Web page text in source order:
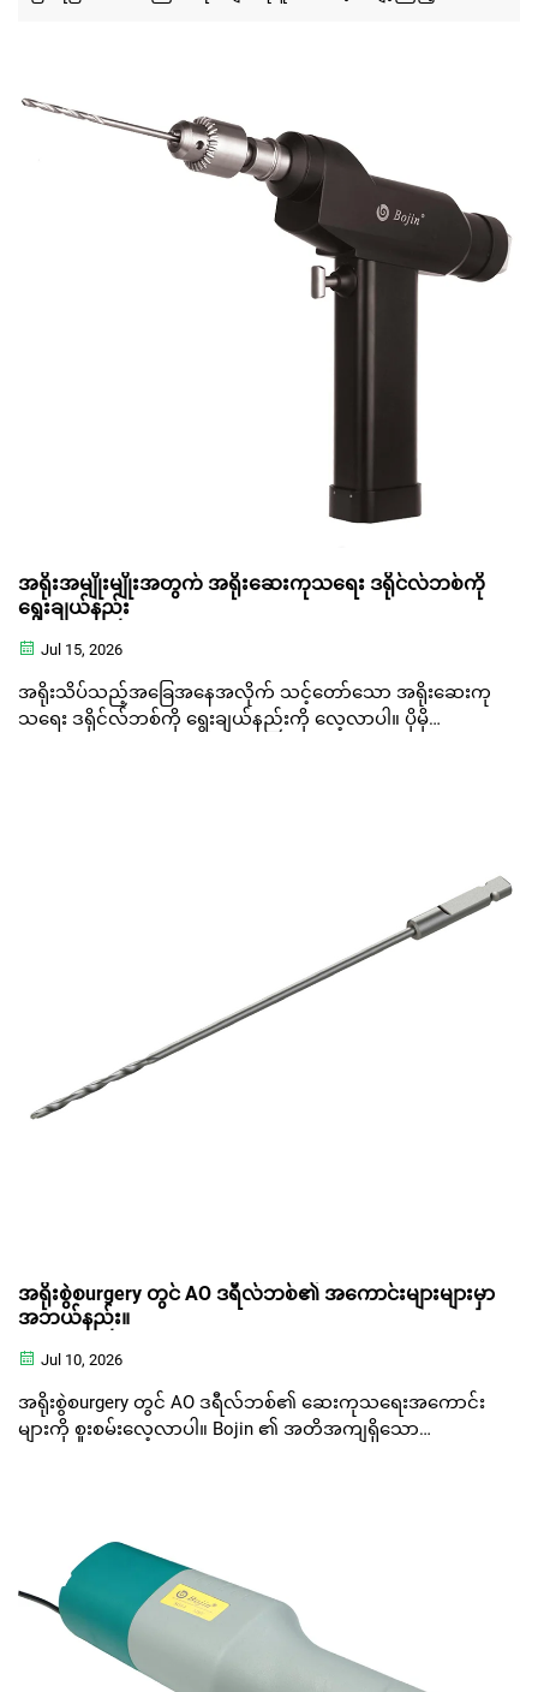
အရိုးအမျိုးမျိုးအတွက် အရိုးဆေးကုသရေး ဒရိုင်လ်ဘစ်ကို
ရွေးချယ်နည်း
Jul 15, 2026
အရိုးသိပ်သည့်အခြေအနေအလိုက် သင့်တော်သော အရိုးဆေးကု
သရေး ဒရိုင်လ်ဘစ်ကို ရွေးချယ်နည်းကို လေ့လာပါ။ ပိုမို
အရိုးစွဲစurgery တွင် AO ဒရီလ်ဘစ်၏ အကောင်းများများမှာ
အဘယ်နည်း။
Jul 10, 2026
အရိုးစွဲစurgery တွင် AO ဒရီလ်ဘစ်၏ ဆေးကုသရေးအကောင်း
များကို စူးစမ်းလေ့လာပါ။ Bojin ၏ အတိအကျရှိသော